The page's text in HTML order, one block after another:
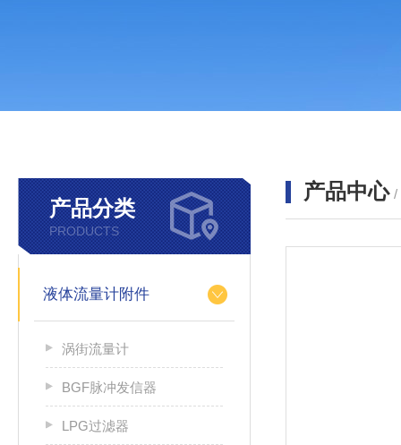
产品分类
PRODUCTS
液体流量计附件
涡街流量计
BGF脉冲发信器
LPG过滤器
产品中心 /